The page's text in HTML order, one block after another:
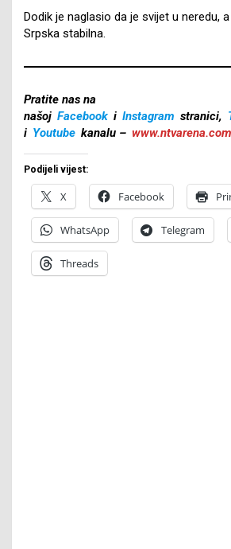
Dodik je naglasio da je svijet u neredu,
Srpska stabilna.
Pratite nas na
našoj Facebook i Instagram stranici,
i Youtube kanalu – www.ntvarena.com
Podijeli vijest:
X Facebook
WhatsApp Telegram
Threads